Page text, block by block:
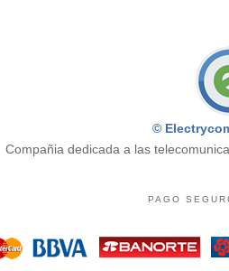
©
Compañia dedicada a las
PAGO